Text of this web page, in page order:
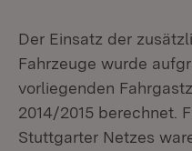
Der Einsatz der
Fahrzeuge wurde
vorliegenden
2014/2015 berechnet.
Stuttgarter Netzes